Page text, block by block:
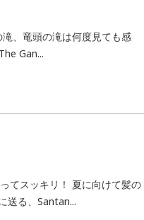
、竜頭の滝は何度見ても感
Gan...
てスッキリ！ 夏に向けて髪の
送る、Santan...